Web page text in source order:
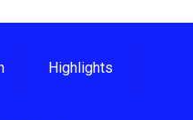
Highlights